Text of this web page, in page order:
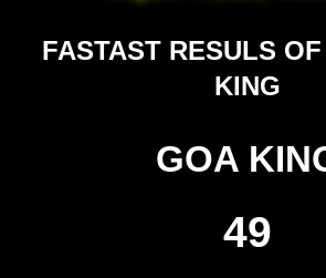
FASTAST RESULS
KING
GOA
49